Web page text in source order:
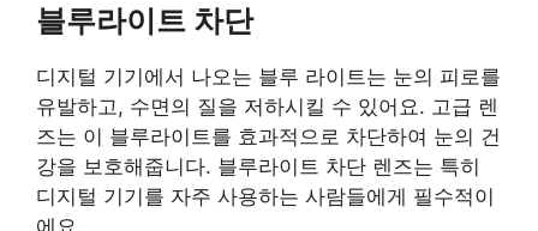
블루라이트 차단
디지털 기기에서 나오는 블루 라이트는 눈의 피로를
유발하고, 수면의 질을 저하시킬 수 있어요. 고급 렌
즈는 이 블루라이트를 효과적으로 차단하여 눈의 건
강을 보호해줍니다. 블루라이트 차단 렌즈는 특히
디지털 기기를 자주 사용하는 사람들에게 필수적이
에요.